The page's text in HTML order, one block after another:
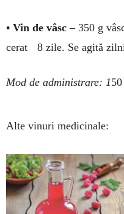
• Vin de vâsc – 350 g
ce­rat 8 zi­le. Se agită
Mod de ad­ministrare: 1
Alte vinuri medicinale: